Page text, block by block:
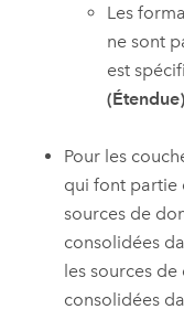
Les
ne sont
est
(Étendue)
Pour les
qui font partie
sources de
consolidées
les sources
consolidées